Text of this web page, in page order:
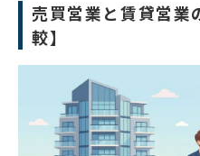
売買営業と賃貸営業
較】